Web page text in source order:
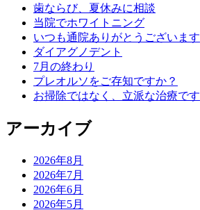
歯ならび、夏休みに相談
当院でホワイトニング
いつも通院ありがとうございます
ダイアグノデント
7月の終わり
プレオルソをご存知ですか？
お掃除ではなく、立派な治療です
アーカイブ
2026年8月
2026年7月
2026年6月
2026年5月